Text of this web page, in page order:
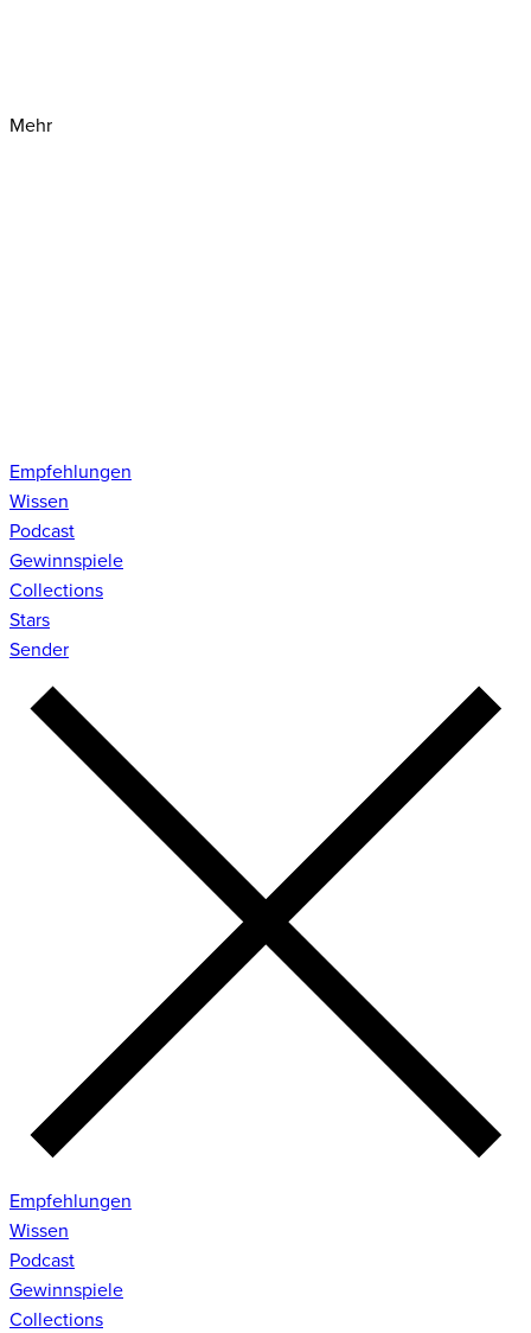
Mehr
Empfehlungen
Wissen
Podcast
Gewinnspiele
Collections
Stars
Sender
Empfehlungen
Wissen
Podcast
Gewinnspiele
Collections